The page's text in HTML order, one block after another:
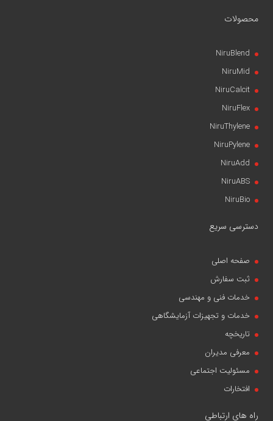
محصولات
NiruBlend
NiruMid
NiruCalcit
NiruFlex
NiruThylene
NiruPylene
NiruAdd
NiruABS
NiruBio
دسترسی سریع
صفحه اصلی
ثبت سفارش
خدمات فنی و مهندسی
خدمات و تجهیزات آزمایشگاهی
تاریخچه
معرفی مدیران
مسئولیت اجتماعی
افتخارات
راه های ارتباطی